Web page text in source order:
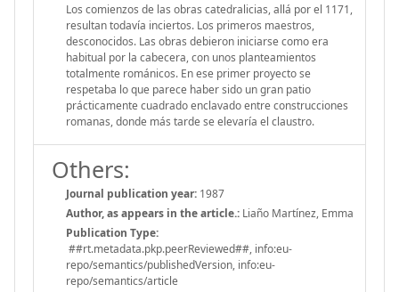
Los comienzos de las obras catedralicias, allá por el 1171,
resultan todavía inciertos. Los primeros maestros,
desconocidos. Las obras debieron iniciarse como era
habitual por la cabecera, con unos planteamientos
totalmente románicos. En ese primer proyecto se
respetaba lo que parece haber sido un gran patio
prácticamente cuadrado enclavado entre construcciones
romanas, donde más tarde se elevaría el claustro.
Others:
Journal publication year: 1987
Author, as appears in the article.: Liaño Martínez, Emma
Publication Type:
##rt.metadata.pkp.peerReviewed##, info:eu-
repo/semantics/publishedVersion, info:eu-
repo/semantics/article